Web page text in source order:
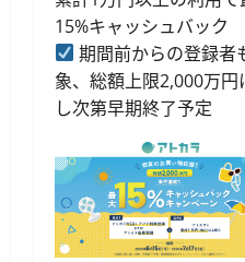
15%キャッシュバック
期間前からの登録者
象、総額上限2,000万円
し次第早期終了予定